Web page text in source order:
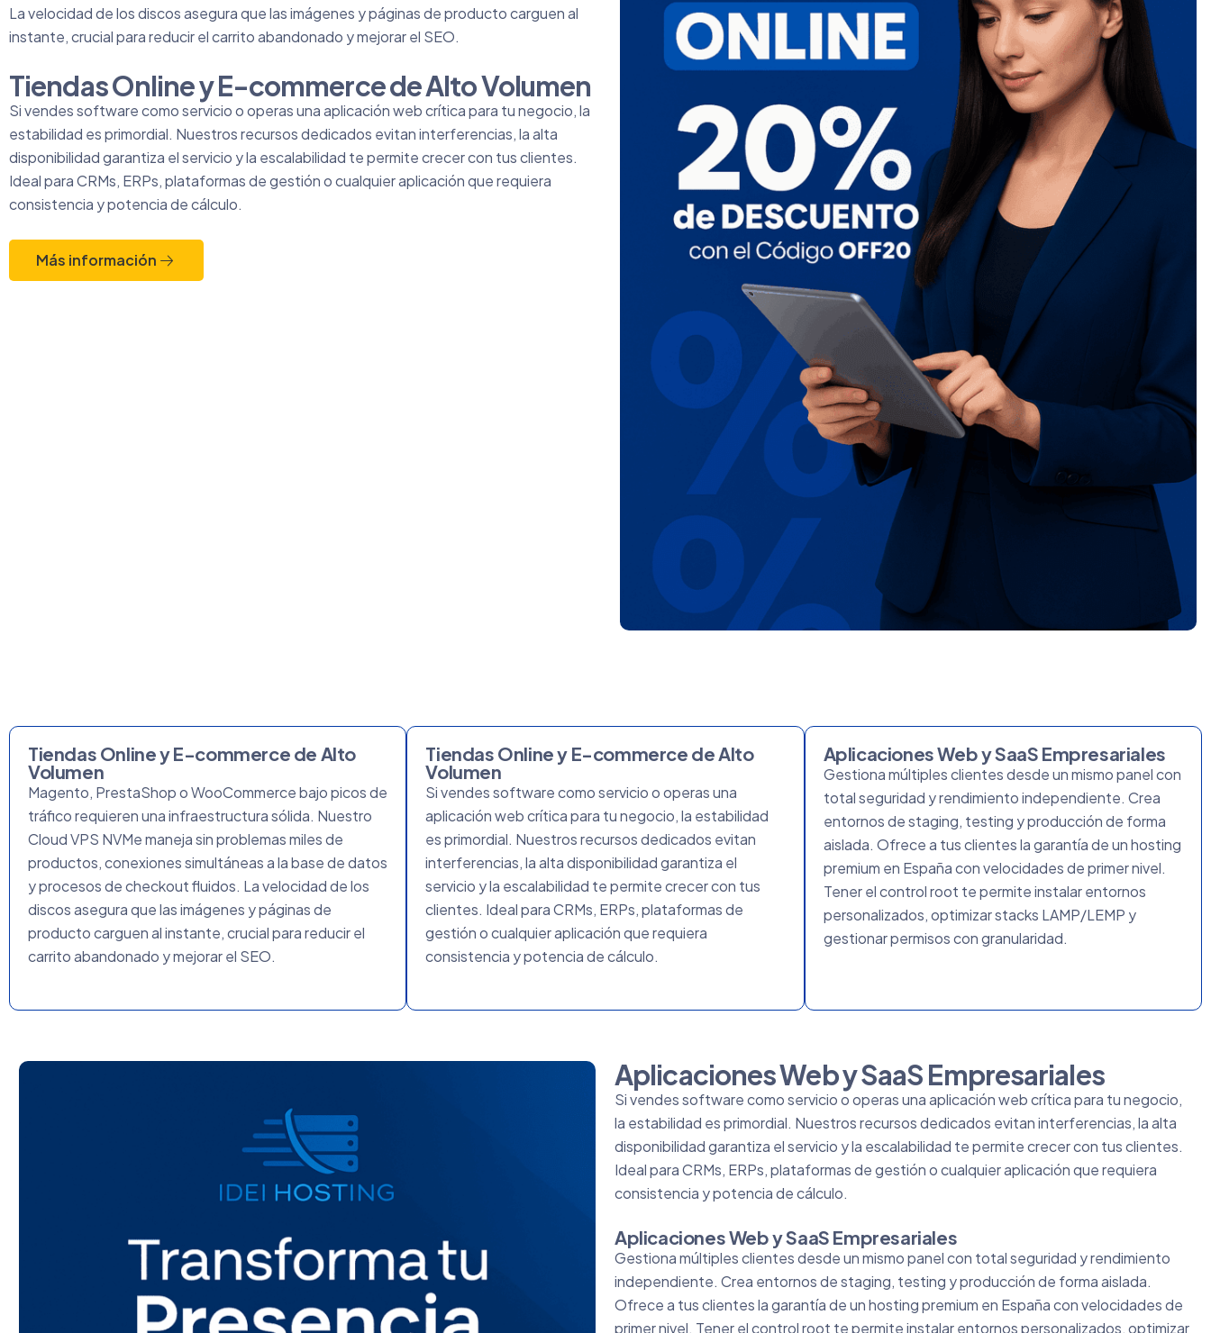
La velocidad de los discos asegura que las imágenes y páginas de producto carguen al
instante, crucial para reducir el carrito abandonado y mejorar el SEO.
Tiendas Online y E-commerce de Alto Volumen
Si vendes software como servicio o operas una aplicación web crítica para tu negocio, la
estabilidad es primordial. Nuestros recursos dedicados evitan interferencias, la alta
disponibilidad garantiza el servicio y la escalabilidad te permite crecer con tus clientes.
Ideal para CRMs, ERPs, plataformas de gestión o cualquier aplicación que requiera
consistencia y potencia de cálculo.
Más información
Tiendas Online y E-commerce de Alto
Volumen
Magento, PrestaShop o WooCommerce bajo picos de
tráfico requieren una infraestructura sólida. Nuestro
Cloud VPS NVMe maneja sin problemas miles de
productos, conexiones simultáneas a la base de datos
y procesos de checkout fluidos. La velocidad de los
discos asegura que las imágenes y páginas de
producto carguen al instante, crucial para reducir el
carrito abandonado y mejorar el SEO.
Tiendas Online y E-commerce de Alto
Volumen
Si vendes software como servicio o operas una
aplicación web crítica para tu negocio, la estabilidad
es primordial. Nuestros recursos dedicados evitan
interferencias, la alta disponibilidad garantiza el
servicio y la escalabilidad te permite crecer con tus
clientes. Ideal para CRMs, ERPs, plataformas de
gestión o cualquier aplicación que requiera
consistencia y potencia de cálculo.
Aplicaciones Web y SaaS Empresariales
Gestiona múltiples clientes desde un mismo panel con
total seguridad y rendimiento independiente. Crea
entornos de staging, testing y producción de forma
aislada. Ofrece a tus clientes la garantía de un hosting
premium en España con velocidades de primer nivel.
Tener el control root te permite instalar entornos
personalizados, optimizar stacks LAMP/LEMP y
gestionar permisos con granularidad.
Aplicaciones Web y SaaS Empresariales
Si vendes software como servicio o operas una aplicación web crítica para tu negocio,
la estabilidad es primordial. Nuestros recursos dedicados evitan interferencias, la alta
disponibilidad garantiza el servicio y la escalabilidad te permite crecer con tus clientes.
Ideal para CRMs, ERPs, plataformas de gestión o cualquier aplicación que requiera
consistencia y potencia de cálculo.
Aplicaciones Web y SaaS Empresariales
Gestiona múltiples clientes desde un mismo panel con total seguridad y rendimiento
independiente. Crea entornos de staging, testing y producción de forma aislada.
Ofrece a tus clientes la garantía de un hosting premium en España con velocidades de
primer nivel. Tener el control root te permite instalar entornos personalizados, optimizar